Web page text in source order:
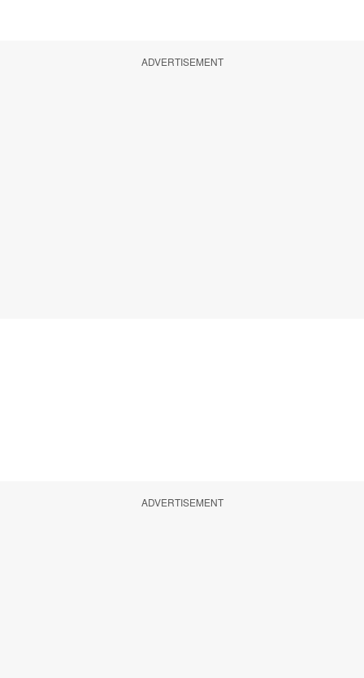
ADVERTISEMENT
ADVERTISEMENT